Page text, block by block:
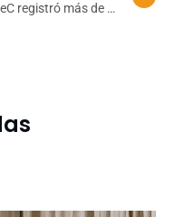
registró más de 73